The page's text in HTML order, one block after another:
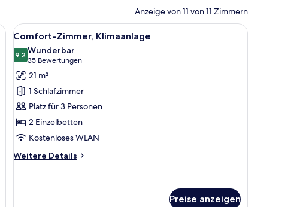
Anzeige von 11 von 11 Zimmern
und Terrasse, Klimaanlage | Schreibtisch, Verdunkelungsvorhänge,
Alle
Fotos
für
Comfort-
Zimmer,
Klimaanlage
anzeigen
Schreibtisch, Verdunkelungsvorhänge,
5
Comfort-Zimmer, Klimaanlage
9,29,2 von 10
Wunderbar
35 Bewertungen
(35
Bewertungen)
21 m²
1 Schlafzimmer
Platz für 3 Personen
2 Einzelbetten
Kostenloses WLAN
Weitere Details
Weitere
Preise anzeigen